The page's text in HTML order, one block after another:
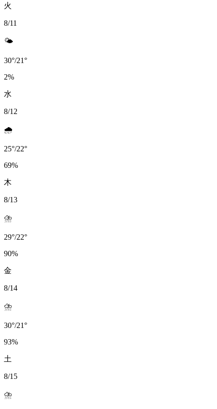
火
8/11
🌤️
30°/21°
2%
水
8/12
🌧️
25°/22°
69%
木
8/13
⛈️
29°/22°
90%
金
8/14
⛈️
30°/21°
93%
土
8/15
⛈️